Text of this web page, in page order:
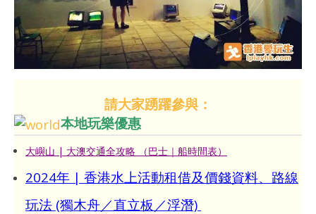
請大家踴躍參與：
本地玩樂優惠
大嶼山 | 大澳交通全攻略 （巴士｜船時間表）
2024年 | 香港水上活動租借及價錢資料、路線
玩法 (獨木舟／直立板／浮潛)